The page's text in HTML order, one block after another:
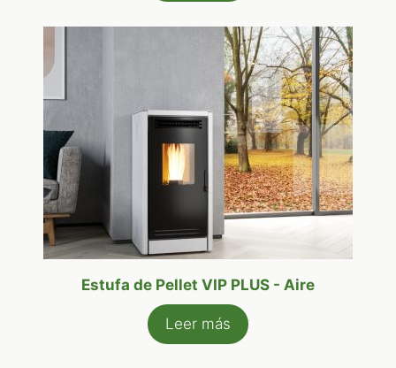
Estufa de Pellet VIP PLUS - Aire
Leer más